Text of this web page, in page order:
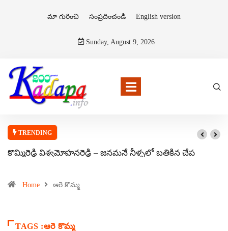
మా గురించి సంప్రదించండి English version
Sunday, August 9, 2026
TRENDING
కొమ్మిరెడ్డి విశ్వమోహనరెడ్డి – జనమనే నీళ్ళలో బతికిన చేప
Home ఆరె కొమ్మ
TAGS :ఆరె కొమ్మ